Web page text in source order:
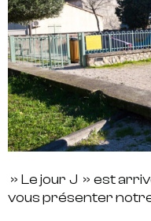
» Le jour J » est
vous présenter notre